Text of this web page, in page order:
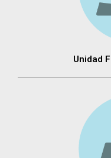
Unidad